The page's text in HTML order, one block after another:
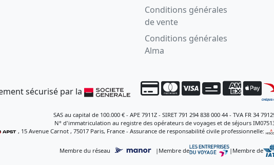
Conditions générales
de vente
Conditions générales
Alma
sécurisé par la
SAS au capital de 100.000 € - APE 7911Z - SIRET 791 294 838 000 44 - TVA FR 34
N° d'immatriculation au registre des opérateurs de voyages et de séjours
, 15 Avenue Carnot , 75017 Paris, France - Assurance de responsabilité civile professionnelle:
Membre du réseau | Membre de | Membre de